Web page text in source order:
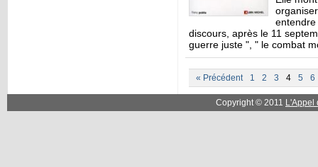
entendre
discours, après le 11
guerre juste ", " le combat
« Précédent 1 2 3 4 5 6
Copyright © 2011 L'Appel